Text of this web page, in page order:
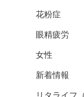
花粉症
眼精疲労
女性
新着情報